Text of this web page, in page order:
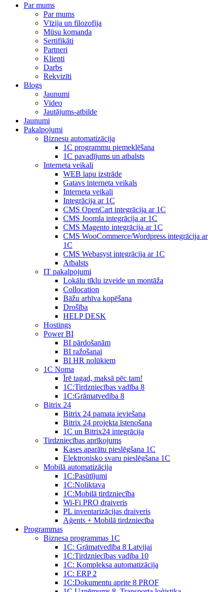
Par mums
Par mums
Vīzija un filozofija
Mūsu komanda
Sertifikāti
Partneri
Klienti
Darbs
Rekvizīti
Blogs
Jaunumi
Video
Jautājums-atbilde
Jaunumi
Pakalpojumi
Biznesu automatizācija
1С programmu piemeklēšana
1С pavadījums un atbalsts
Interneta veikali
WEB lapu izstrāde
Gatavs interneta veikals
Interneta veikali
Integrācija ar 1C
CMS OpenCart integrācija ar 1C
CMS Joomla integrācija ar 1C
CMS Magento integrācija ar 1C
CMS WooCommerce/Wordpress integrācija ar
1C
CMS Webasyst integrācija ar 1C
Atbalsts
IT pakalpojumi
Lokālu tīklu izveide un montāža
Collocation
Bāžu arhīva kopēšana
Drošība
HELP DESK
Hostings
Power BI
BI pārdošanām
BI ražošanai
BI HR nolūkiem
1C Noma
Īrē tagad, maksā pēc tam!
1С:Tirdzniecības vadība 8
1С:Grāmatvedība 8
Bitrix 24
Bitrix 24 pamata ieviešana
Bitrix 24 projekta īstenošana
1C un Bitrix24 integrācija
Tirdzniecības aprīkojums
Kases aparātu pieslēgšana 1C
Elektronisko svaru pieslēgšana 1C
Mobilā automatizācija
1С:Pasūtījumi
1С:Noliktava
1С:Mobilā tirdzniecība
Wi-Fi PRO draiveris
PL inventarizācijas draiveris
Aģents + Mobilā tirdzniecība
Programmas
Biznesa programmas 1C
1C: Grāmatvedība 8 Latvijai
1C:Tirdzniecības vadība 10
1С: Kompleksa automatizācija
1C: ERP 2
1С:Dokumentu aprite 8 PROF